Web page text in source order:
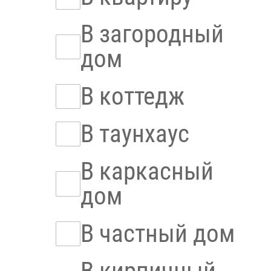
В загородный
дом
В коттедж
В таунхаус
В каркасный
дом
В частный дом